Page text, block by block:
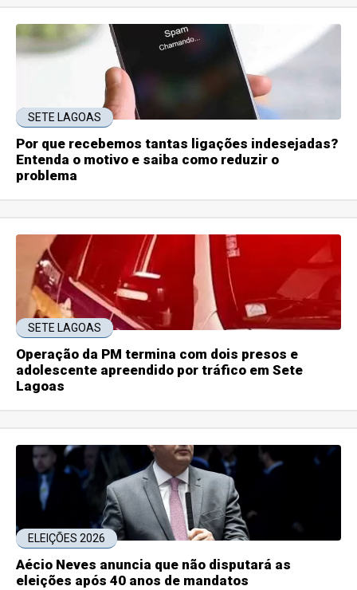
SETE LAGOAS
Por que recebemos tantas ligações indesejadas?
Entenda o motivo e saiba como reduzir o
problema
SETE LAGOAS
Operação da PM termina com dois presos e
adolescente apreendido por tráfico em Sete
Lagoas
ELEIÇÕES 2026
Aécio Neves anuncia que não disputará as
eleições após 40 anos de mandatos